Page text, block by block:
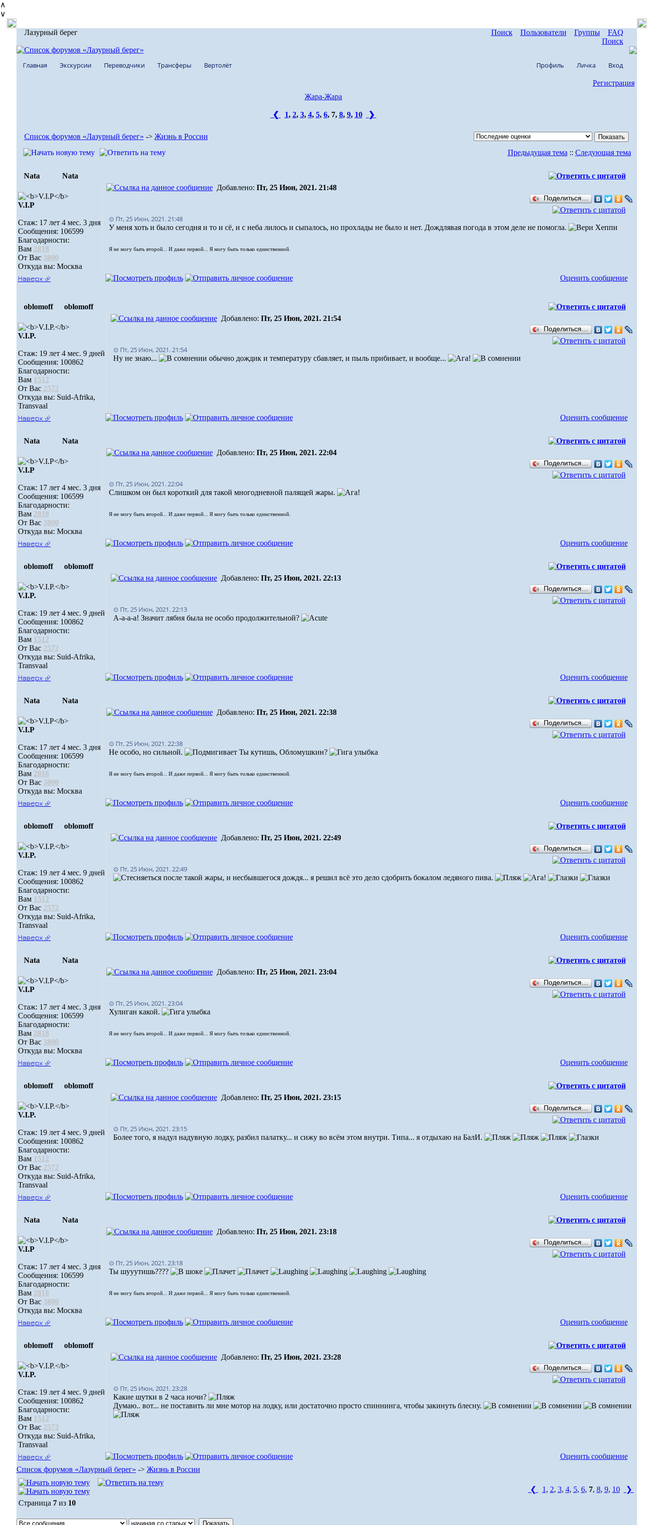
∧
∨
Лазурный берег Поиск Пользователи Группы
FAQ
Поиск
Главная Экскурсии Переводчики Трансферы Вертолёт Профиль Личка Вход
Регистрация
Жара-Жара
❮ 1, 2, 3, 4, 5, 6, 7, 8, 9, 10 ❯
Список форумов «Лазурный берег» -> Жизнь в России
Предыдущая тема :: Следующая тема
Nata Nata
V.I.Р
Стаж: 17 лет 4 мес. 3 дня
Сообщения: 106599
Благодарности:
Вам 2818
От Вас 3800
Откуда вы: Москва
Добавлено: Пт, 25 Июн, 2021. 21:48
Поделиться…
⊙ Пт, 25 Июн, 2021. 21:48
У меня хоть и было сегодня и то и сё, и с неба лилось и сыпалось, но прохлады не было и нет. Дождлявая погода в этом деле не помогла.
Я не могу быть второй... И даже первой... Я могу быть только единственной.
Наверх ⮵ Оценить сообщение
oblomoff oblomoff
V.I.P.
Стаж: 19 лет 4 мес. 9 дней
Сообщения: 100862
Благодарности:
Вам 1512
От Вас 2572
Откуда вы: Suid-Afrika,
Transvaal
Добавлено: Пт, 25 Июн, 2021. 21:54
Поделиться…
⊙ Пт, 25 Июн, 2021. 21:54
Ну не знаю... обычно дождик и температуру сбавляет, и пыль прибивает, и вообще...
Наверх ⮵ Оценить сообщение
Nata Nata
V.I.Р
Стаж: 17 лет 4 мес. 3 дня
Сообщения: 106599
Благодарности:
Вам 2818
От Вас 3800
Откуда вы: Москва
Добавлено: Пт, 25 Июн, 2021. 22:04
Поделиться…
⊙ Пт, 25 Июн, 2021. 22:04
Слишком он был короткий для такой многодневной палящей жары.
Я не могу быть второй... И даже первой... Я могу быть только единственной.
Наверх ⮵ Оценить сообщение
oblomoff oblomoff
V.I.P.
Стаж: 19 лет 4 мес. 9 дней
Сообщения: 100862
Благодарности:
Вам 1512
От Вас 2572
Откуда вы: Suid-Afrika,
Transvaal
Добавлено: Пт, 25 Июн, 2021. 22:13
Поделиться…
⊙ Пт, 25 Июн, 2021. 22:13
А-а-а-а! Значит лябня была не особо продолжительной?
Наверх ⮵ Оценить сообщение
Nata Nata
V.I.Р
Стаж: 17 лет 4 мес. 3 дня
Сообщения: 106599
Благодарности:
Вам 2818
От Вас 3800
Откуда вы: Москва
Добавлено: Пт, 25 Июн, 2021. 22:38
Поделиться…
⊙ Пт, 25 Июн, 2021. 22:38
Не особо, но сильной. Ты кутишь, Обломушкин?
Я не могу быть второй... И даже первой... Я могу быть только единственной.
Наверх ⮵ Оценить сообщение
oblomoff oblomoff
V.I.P.
Стаж: 19 лет 4 мес. 9 дней
Сообщения: 100862
Благодарности:
Вам 1512
От Вас 2572
Откуда вы: Suid-Afrika,
Transvaal
Добавлено: Пт, 25 Июн, 2021. 22:49
Поделиться…
⊙ Пт, 25 Июн, 2021. 22:49
после такой жары, и несбывшегося дождя... я решил всё это дело сдобрить бокалом ледяного пива.
Наверх ⮵ Оценить сообщение
Nata Nata
V.I.Р
Стаж: 17 лет 4 мес. 3 дня
Сообщения: 106599
Благодарности:
Вам 2818
От Вас 3800
Откуда вы: Москва
Добавлено: Пт, 25 Июн, 2021. 23:04
Поделиться…
⊙ Пт, 25 Июн, 2021. 23:04
Хулиган какой.
Я не могу быть второй... И даже первой... Я могу быть только единственной.
Наверх ⮵ Оценить сообщение
oblomoff oblomoff
V.I.P.
Стаж: 19 лет 4 мес. 9 дней
Сообщения: 100862
Благодарности:
Вам 1512
От Вас 2572
Откуда вы: Suid-Afrika,
Transvaal
Добавлено: Пт, 25 Июн, 2021. 23:15
Поделиться…
⊙ Пт, 25 Июн, 2021. 23:15
Более того, я надул надувную лодку, разбил палатку... и сижу во всём этом внутри. Типа... я отдыхаю на БалИ.
Наверх ⮵ Оценить сообщение
Nata Nata
V.I.Р
Стаж: 17 лет 4 мес. 3 дня
Сообщения: 106599
Благодарности:
Вам 2818
От Вас 3800
Откуда вы: Москва
Добавлено: Пт, 25 Июн, 2021. 23:18
Поделиться…
⊙ Пт, 25 Июн, 2021. 23:18
Ты шууутишь????
Я не могу быть второй... И даже первой... Я могу быть только единственной.
Наверх ⮵ Оценить сообщение
oblomoff oblomoff
V.I.P.
Стаж: 19 лет 4 мес. 9 дней
Сообщения: 100862
Благодарности:
Вам 1512
От Вас 2572
Откуда вы: Suid-Afrika,
Transvaal
Добавлено: Пт, 25 Июн, 2021. 23:28
Поделиться…
⊙ Пт, 25 Июн, 2021. 23:28
Какие шутки в 2 часа ночи?
Думаю.. вот... не поставить ли мне мотор на лодку, или достаточно просто спиннинга, чтобы закинуть блесну.
Наверх ⮵
Оценить сообщение
Список форумов «Лазурный берег» -> Жизнь в России
❮ 1 , 2, 3, 4, 5, 6, 7, 8, 9, 10
❯
Страница 7из 10